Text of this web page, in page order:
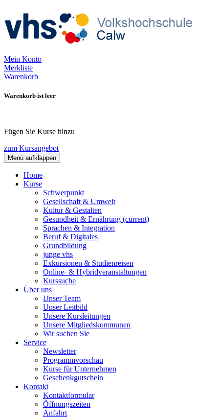
Mein Konto
Merkliste
Warenkorb
Warenkorb ist leer
Fügen Sie Kurse hinzu
zum Kursangebot
Menü aufklappen
Home
Kurse
Schwerpunkt
Gesellschaft & Umwelt
Kultur & Gestalten
Gesundheit & Ernährung (current)
Sprachen & Integration
Beruf & Digitales
Grundbildung
junge vhs
Exkursionen & Studienreisen
Online- & Hybridveranstaltungen
Kurssuche
Über uns
Unser Team
Unser Leitbild
Unsere Kursleitungen
Unsere Mitgliedskommunen
Wir suchen Sie
Service
Newsletter
Programmvorschau
Kurse für Unternehmen
Geschenkgutschein
Kontakt
Kontaktformular
Öffnungszeiten
Anfahrt